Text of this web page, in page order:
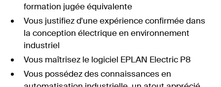
formation jugée équivalente
Vous justifiez d'une expérience confirmée dans
la conception électrique en environnement
industriel
Vous maîtrisez le logiciel EPLAN Electric P8
Vous possédez des connaissances en